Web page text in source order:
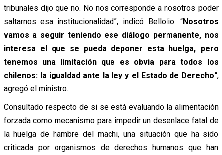
tribunales dijo que no. No nos corresponde a nosotros poder
saltarnos esa institucionalidad”, indicó Bellolio. “Nosotros
vamos a seguir teniendo ese diálogo permanente, nos
interesa el que se pueda deponer esta huelga, pero
tenemos una limitación que es obvia para todos los
chilenos: la igualdad ante la ley y el Estado de Derecho“,
agregó el ministro.
Consultado respecto de si se está evaluando la alimentación
forzada como mecanismo para impedir un desenlace fatal de
la huelga de hambre del machi, una situación que ha sido
criticada por organismos de derechos humanos que han